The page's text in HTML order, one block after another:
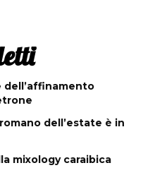
dell’affinamento
dell’estate è in
mixology caraibica